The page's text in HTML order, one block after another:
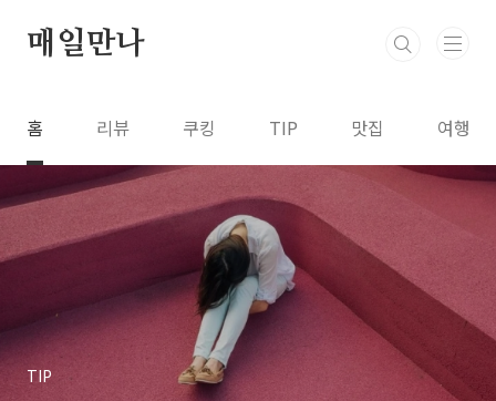
매일만나
홈 리뷰 쿠킹 TIP 맛집 여행
TIP